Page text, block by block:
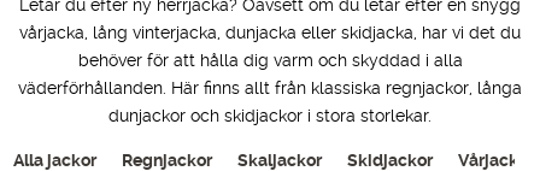
Letar du efter ny herrjacka? Oavsett om du letar efter en snygg
vårjacka, lång vinterjacka, dunjacka eller skidjacka, har vi det du
behöver för att hålla dig varm och skyddad i alla
väderförhållanden. Här finns allt från klassiska regnjackor, långa
dunjackor och skidjackor i stora storlekar.
Alla jackor Regnjackor Skaljackor Skidjackor Vårjackor